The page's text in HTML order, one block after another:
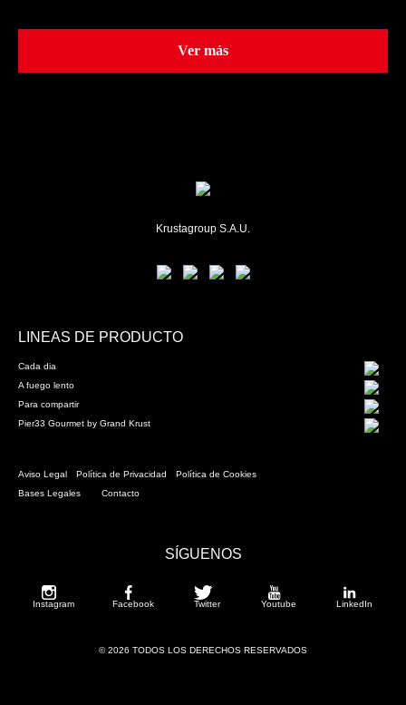
Ver más
Krustagroup S.A.U.
LINEAS DE PRODUCTO
Cada dia
A fuego lento
Para compartir
Pier33 Gourmet by Grand Krust
Aviso Legal Política de Privacidad
Política de Cookies
Bases Legales
Contacto
SÍGUENOS
Instagram Facebook Twitter Youtube LinkedIn
© 2026 TODOS LOS DERECHOS RESERVADOS